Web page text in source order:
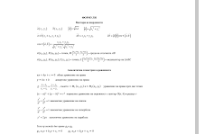
сем. Борджукови